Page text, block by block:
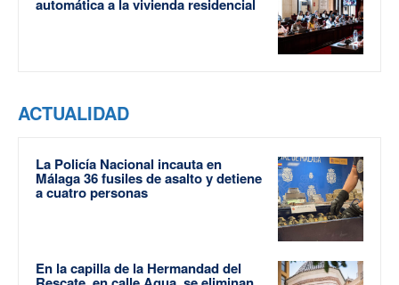
automática a la vivienda residencial
ACTUALIDAD
La Policía Nacional incauta en
Málaga 36 fusiles de asalto y detiene
a cuatro personas
En la capilla de la Hermandad del